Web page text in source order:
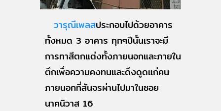
วารุณีเพลสประกอบไปด้วยอาคาร
ทั้งหมด 3 อาคาร ทุกๆปีนั้นเราจะมี
การทาสีตกแต่งทั้งภายนอกและภายใน
ตึกเพื่อความคงทนและดึงดูดแก่คน
ภายนอกที่สันจรผ่านไปมาในซอย
นาคนิวาส 16